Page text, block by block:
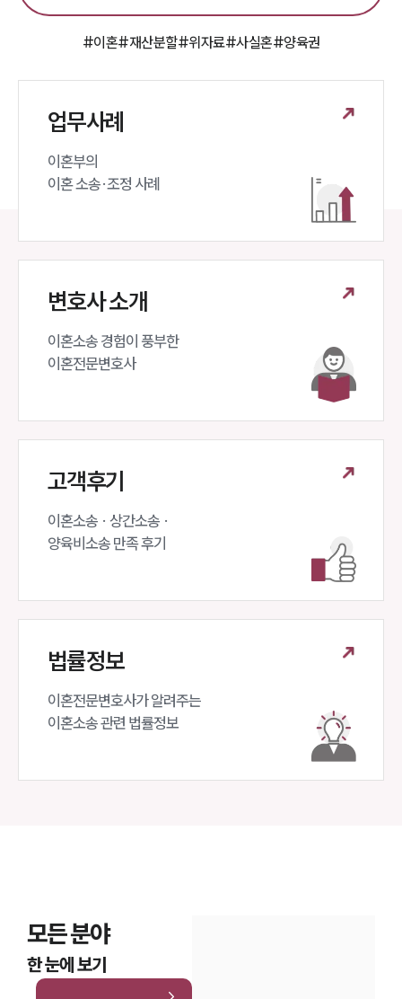
법률서식
뉴스레터/브로슈어
대륜법률상담예약
#이혼#재산분할#위자료#사실혼#양육권
업무사례
이혼부의
이혼 소송·조정 사례
변호사 소개
이혼소송 경험이 풍부한
이혼전문변호사
고객후기
이혼소송 · 상간소송 ·
양육비소송 만족 후기
법률정보
이혼전문변호사가 알려주는
이혼소송 관련 법률정보
모든 분야
한 눈에 보기